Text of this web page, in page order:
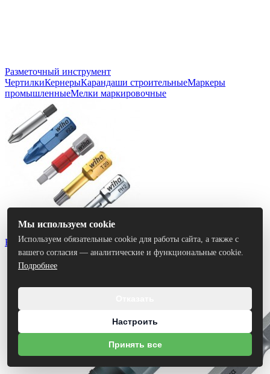
Разметочный инструмент
ЧертилкиКернерыКарандаши строительныеМаркеры
промышленныеМелки маркировочные
Биты
Мы используем cookie
Используем обязательные cookie для работы сайта, а также с
вашего согласия — аналитические и функциональные cookie.
Подробнее
Настроить
Принять все